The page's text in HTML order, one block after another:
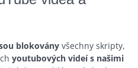
blokovány všechny skripty,
youtubových videí s našimi